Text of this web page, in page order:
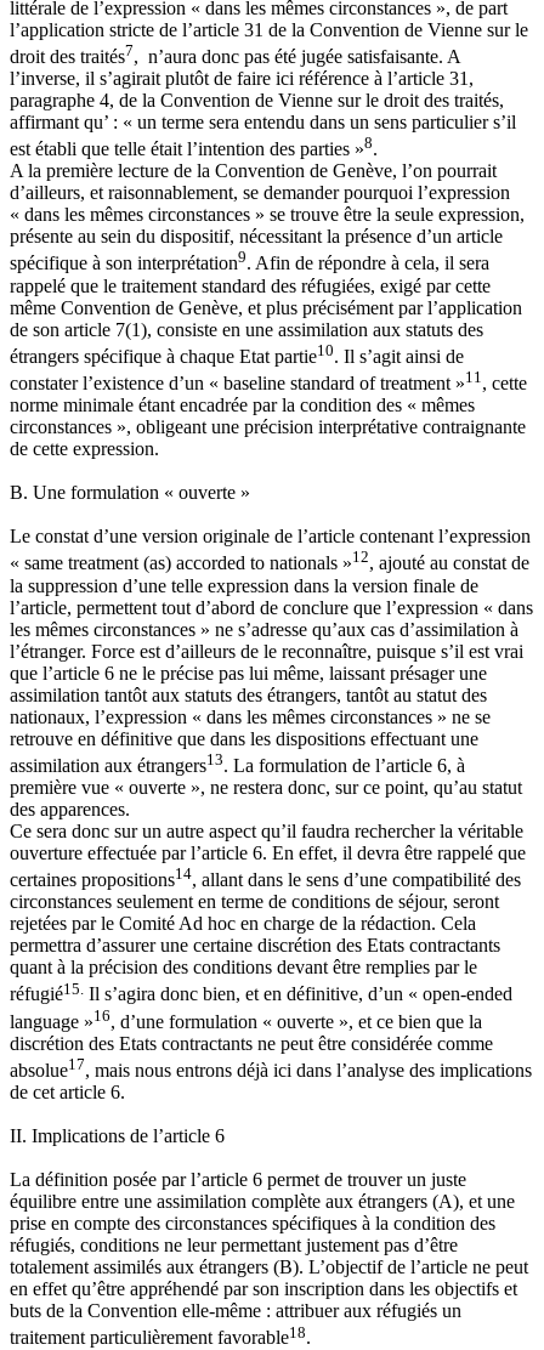
littérale de l’expression « dans les mêmes circonstances », de part
l’application stricte de l’article 31 de la Convention de Vienne sur le
droit des traités7, n’aura donc pas été jugée satisfaisante. A
l’inverse, il s’agirait plutôt de faire ici référence à l’article 31,
paragraphe 4, de la Convention de Vienne sur le droit des traités,
affirmant qu’ : « un terme sera entendu dans un sens particulier s’il
est établi que telle était l’intention des parties »8.
A la première lecture de la Convention de Genève, l’on pourrait
d’ailleurs, et raisonnablement, se demander pourquoi l’expression
« dans les mêmes circonstances » se trouve être la seule expression,
présente au sein du dispositif, nécessitant la présence d’un article
spécifique à son interprétation9. Afin de répondre à cela, il sera
rappelé que le traitement standard des réfugiées, exigé par cette
même Convention de Genève, et plus précisément par l’application
de son article 7(1), consiste en une assimilation aux statuts des
étrangers spécifique à chaque Etat partie10. Il s’agit ainsi de
constater l’existence d’un « baseline standard of treatment »11, cette
norme minimale étant encadrée par la condition des « mêmes
circonstances », obligeant une précision interprétative contraignante
de cette expression.
B. Une formulation « ouverte »
Le constat d’une version originale de l’article contenant l’expression
« same treatment (as) accorded to nationals »12, ajouté au constat de
la suppression d’une telle expression dans la version finale de
l’article, permettent tout d’abord de conclure que l’expression « dans
les mêmes circonstances » ne s’adresse qu’aux cas d’assimilation à
l’étranger. Force est d’ailleurs de le reconnaître, puisque s’il est vrai
que l’article 6 ne le précise pas lui même, laissant présager une
assimilation tantôt aux statuts des étrangers, tantôt au statut des
nationaux, l’expression « dans les mêmes circonstances » ne se
retrouve en définitive que dans les dispositions effectuant une
assimilation aux étrangers13. La formulation de l’article 6, à
première vue « ouverte », ne restera donc, sur ce point, qu’au statut
des apparences.
Ce sera donc sur un autre aspect qu’il faudra rechercher la véritable
ouverture effectuée par l’article 6. En effet, il devra être rappelé que
certaines propositions14, allant dans le sens d’une compatibilité des
circonstances seulement en terme de conditions de séjour, seront
rejetées par le Comité Ad hoc en charge de la rédaction. Cela
permettra d’assurer une certaine discrétion des Etats contractants
quant à la précision des conditions devant être remplies par le
réfugié15. Il s’agira donc bien, et en définitive, d’un « open-ended
language »16, d’une formulation « ouverte », et ce bien que la
discrétion des Etats contractants ne peut être considérée comme
absolue17, mais nous entrons déjà ici dans l’analyse des implications
de cet article 6.
II. Implications de l’article 6
La définition posée par l’article 6 permet de trouver un juste
équilibre entre une assimilation complète aux étrangers (A), et une
prise en compte des circonstances spécifiques à la condition des
réfugiés, conditions ne leur permettant justement pas d’être
totalement assimilés aux étrangers (B). L’objectif de l’article ne peut
en effet qu’être appréhendé par son inscription dans les objectifs et
buts de la Convention elle-même : attribuer aux réfugiés un
traitement particulièrement favorable18.